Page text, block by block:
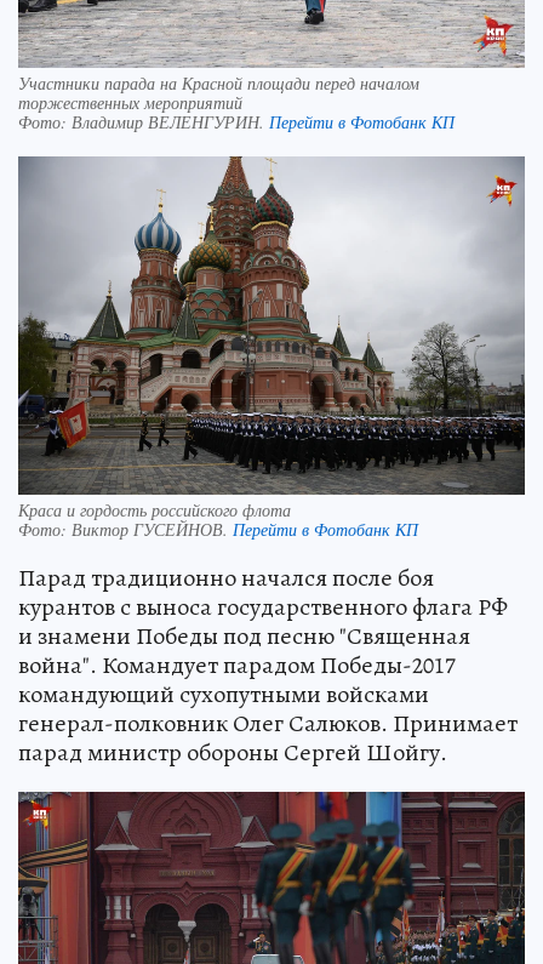
Участники парада на Красной площади перед началом
торжественных мероприятий
Фото: Владимир ВЕЛЕНГУРИН. Перейти в Фотобанк КП
Краса и гордость российского флота
Фото: Виктор ГУСЕЙНОВ. Перейти в Фотобанк КП
Парад традиционно начался после боя
курантов с выноса государственного флага РФ
и знамени Победы под песню "Священная
война". Командует парадом Победы-2017
командующий сухопутными войсками
генерал-полковник Олег Салюков. Принимает
парад министр обороны Сергей Шойгу.